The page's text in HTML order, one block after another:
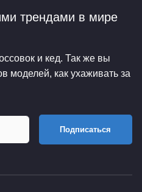
трендами в мире
и кед. Так же вы
моделей, как ухаживать за
Подписаться